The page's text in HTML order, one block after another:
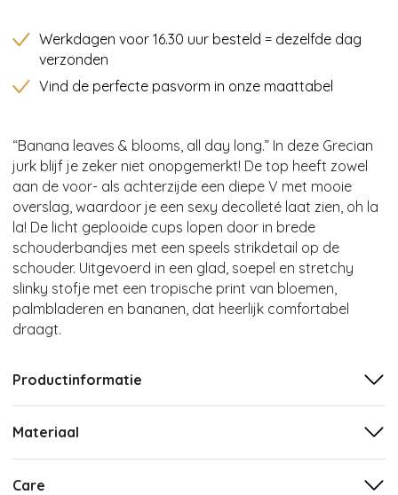
Werkdagen voor 16.30 uur besteld = dezelfde dag
verzonden
Vind de perfecte pasvorm in onze maattabel
“Banana leaves & blooms, all day long.” In deze Grecian
jurk blijf je zeker niet onopgemerkt! De top heeft zowel
aan de voor- als achterzijde een diepe V met mooie
overslag, waardoor je een sexy decolleté laat zien, oh la
la! De licht geplooide cups lopen door in brede
schouderbandjes met een speels strikdetail op de
schouder. Uitgevoerd in een glad, soepel en stretchy
slinky stofje met een tropische print van bloemen,
palmbladeren en bananen, dat heerlijk comfortabel
draagt.
Productinformatie
Materiaal
Care